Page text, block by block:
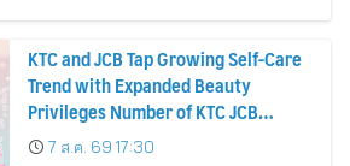
KTC and JCB Tap Growing Self-Care
Trend with Expanded Beauty
Privileges Number of KTC JCB
Cardmembers Spending on
7 ส.ค. 69 17:30